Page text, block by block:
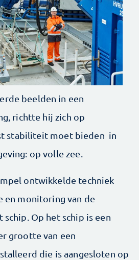
beelden in een
richtte hij zich op
stabiliteit moet bieden in
op volle zee.
ontwikkelde techniek
monitoring van de
schip. Op het schip is een
grootte van een
die is aangesloten op